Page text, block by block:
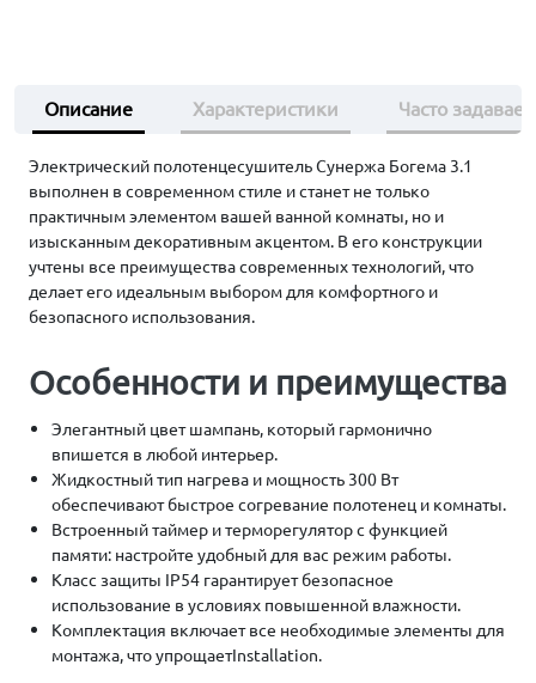
Описание Характеристики Часто
Электрический полотенцесушитель Сунержа Богема 3.1
выполнен в современном стиле и станет не только
практичным элементом вашей ванной комнаты, но и
изысканным декоративным акцентом. В его конструкции
учтены все преимущества современных технологий, что
делает его идеальным выбором для комфортного и
безопасного использования.
Особенности и преимущества
Элегантный цвет шампань, который гармонично
впишется в любой интерьер.
Жидкостный тип нагрева и мощность 300 Вт
обеспечивают быстрое согревание полотенец и комнаты.
Встроенный таймер и терморегулятор с функцией
памяти: настройте удобный для вас режим работы.
Класс защиты IP54 гарантирует безопасное
использование в условиях повышенной влажности.
Комплектация включает все необходимые элементы для
монтажа, что упрощаетInstallation.